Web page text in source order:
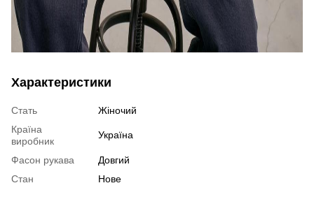
Характеристики
Стать
Жіночий
Країна
виробник
Україна
Фасон рукава
Довгий
Стан
Нове